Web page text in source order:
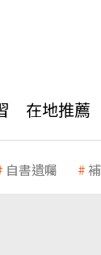
在地推薦
自書遺囑